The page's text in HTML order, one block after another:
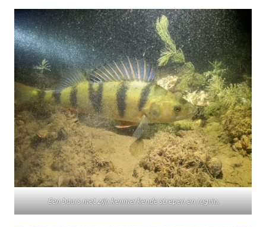
Een baars met zijn kenmerkende strepen en rugvin.